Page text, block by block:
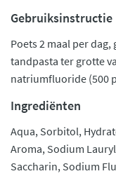
Gebruiksinstructie
Poets 2 maal per
tandpasta ter grotte
natriumfluoride (500
Ingrediënten
Aqua, Sorbitol,
Aroma, Sodium
Saccharin, Sodium